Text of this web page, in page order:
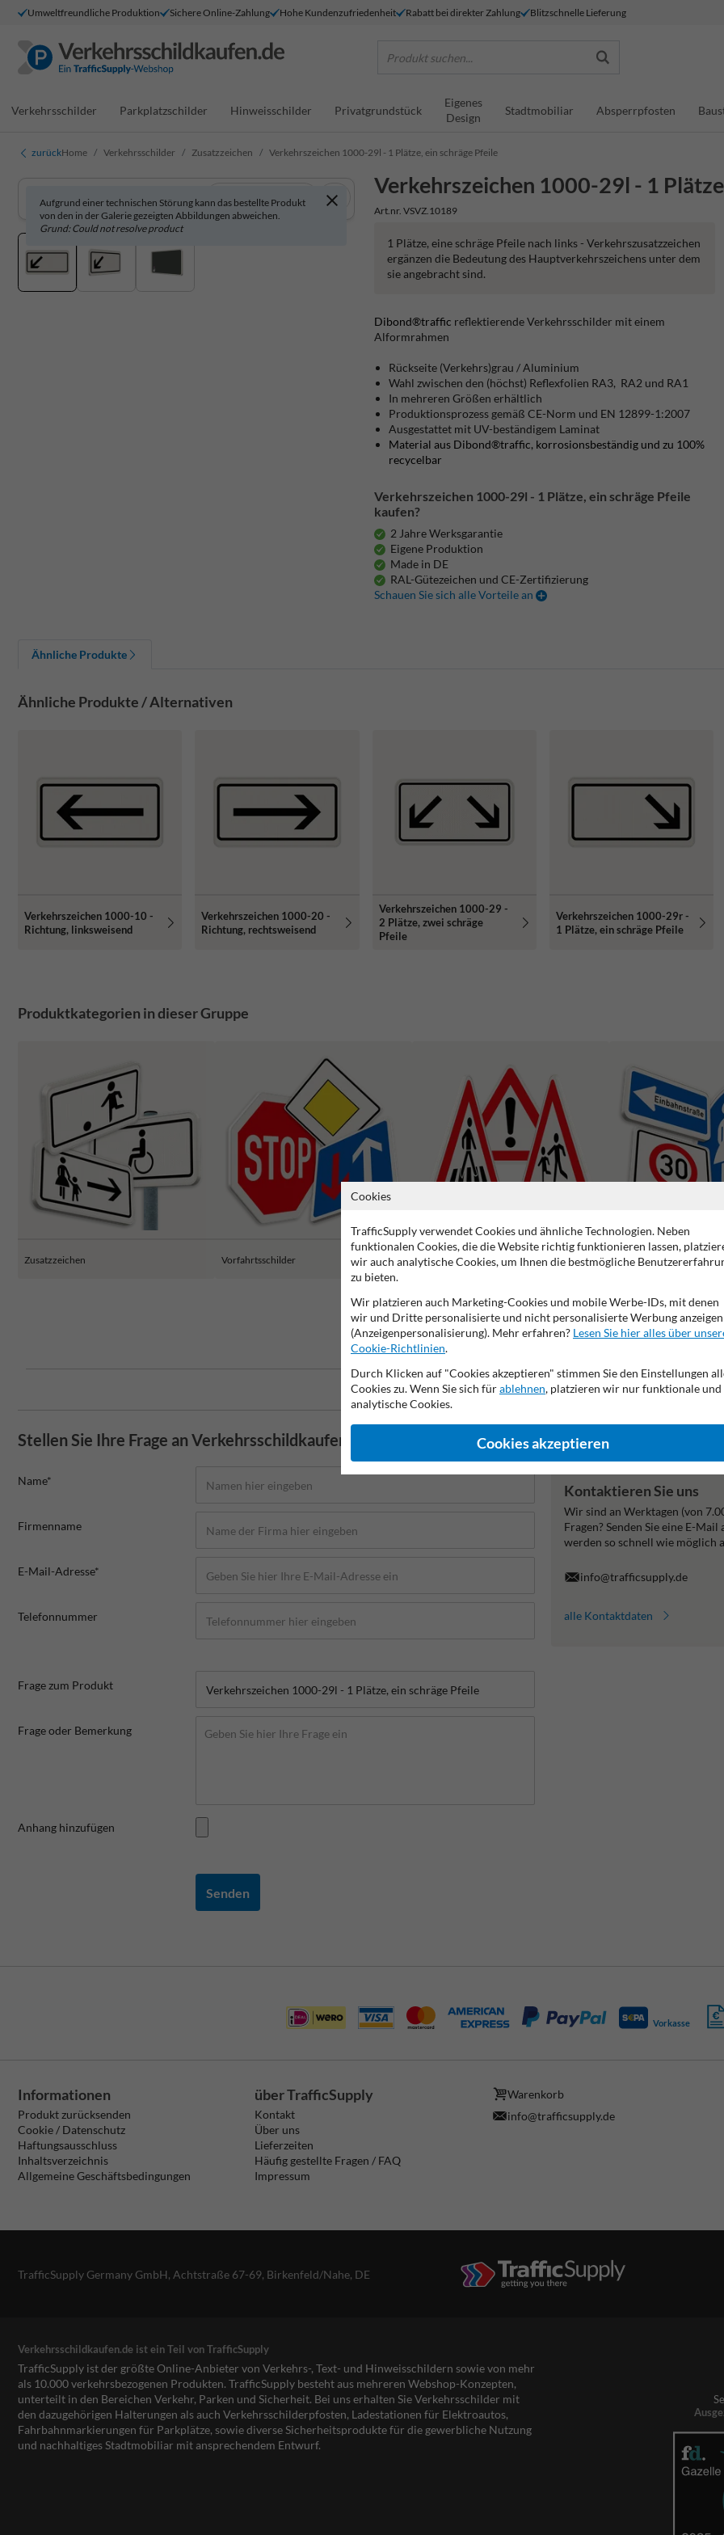
Umweltfreundliche Produktion Sichere Online-Zahlung Hohe Kundenzufriedenheit Rabatt bei direkter Zahlung Blitzschnelle Lieferung
Produkt suchen...
Verkehrsschilder Parkplatzschilder Hinweisschilder Privatgrundstück
Eigenes
Design
Stadtmobiliar Absperrpfosten
zurückHome Verkehrsschilder Zusatzzeichen Verkehrszeichen 1000-29l - 1 Plätze, ein schräge Pfeile
Verkehrszeichen 1000-29l - 1
Art.nr. VSVZ.10189
Aufgrund einer technischen Störung kann das bestellte Produkt
von den in der Galerie gezeigten Abbildungen abweichen.
Grund: Could not resolve product
In 3D anzeigen
1 Plätze, eine schräge Pfeile nach links - Verkehrszusatzzeichen
ergänzen die Bedeutung des Hauptverkehrszeichens unter dem
sie angebracht sind.
Dibond®traffic reflektierende Verkehrsschilder mit einem
Alformrahmen
Rückseite (Verkehrs)grau / Aluminium
Wahl zwischen den (höchst) Reflexfolien RA3, RA2 und RA1
In mehreren Größen erhältlich
Produktionsprozess gemäß CE-Norm und EN 12899-1:2007
Ausgestattet mit UV-beständigem Laminat
Material aus Dibond®traffic, korrosionsbeständig und zu 100%
recycelbar
Verkehrszeichen 1000-29l - 1 Plätze, ein schräge Pfeile
kaufen?
2 Jahre Werksgarantie
Eigene Produktion
Made in DE
RAL-Gütezeichen und CE-Zertifizierung
Schauen Sie sich alle Vorteile an
Ähnliche Produkte
Ähnliche Produkte / Alternativen
Verkehrszeichen 1000-10 -
Richtung, linksweisend
Verkehrszeichen 1000-20 -
Richtung, rechtsweisend
Verkehrszeichen 1000-29 -
2 Plätze, zwei schräge
Pfeile
Verkehrszeichen 1000-29r -
1 Plätze, ein schräge Pfeile
Produktkategorien in dieser Gruppe
Zusatzzeichen Vorfahrtsschilder Gefahrenzeichen Vorschriftszeichen
2 Jahre Werksgarantie Eigene Produktion Made in DE
Stellen Sie Ihre Frage an Verkehrsschildkaufen.de
Name*
Firmenname
E-Mail-Adresse*
Telefonnummer
Frage zum Produkt
Frage oder Bemerkung
Anhang hinzufügen
Senden
Kontaktieren Sie uns
Wir sind an Werktagen (von
Fragen? Senden Sie eine E-Mail
werden so schnell wie möglich
info@trafficsupply.de
alle Kontaktdaten
Vorkasse
Informationen
Produkt zurücksenden
Cookie / Datenschutz
Haftungsausschluss
Inhaltsverzeichnis
Allgemeine Geschäftsbedingungen
über TrafficSupply
Kontakt
Über uns
Lieferzeiten
Häufig gestellte Fragen / FAQ
Impressum
Warenkorb
info@trafficsupply.de
TrafficSupply Germany GmbH, Achtstraße 67-69, Birkenfeld/Nahe, DE
Verkehrsschildkaufen.de ist ein Teil von TrafficSupply
TrafficSupply ist der größte Online-Anbieter von Verkehrs-, Text- und Hinweisschildern sowie von mehr
als 10.000 verkehrsbezogenen Produkten. TrafficSupply besteht aus mehreren Webshop-Konzepten,
unterteilt in den Bereichen Verkehr, Parken und Sicherheit. Bei uns erhalten Sie Verkehrsschilder mit
den dazugehörigen Halterungen als auch Verkehrsschilderpfosten, Ladestationen für Elektroautos,
Fahrbahnmarkierungen für Parkplätze, sowie diverse Sicherheitsprodukte für die gewerbliche Nutzung
und nachhaltiges Stadtmobiliar mit ansprechendem Entwurf.
Cookies
TrafficSupply verwendet Cookies und ähnliche Technologien. Neben
funktionalen Cookies, die die Website richtig funktionieren lassen,
wir auch analytische Cookies, um Ihnen die bestmögliche
zu bieten.
Wir platzieren auch Marketing-Cookies und mobile Werbe-IDs, mit denen
wir und Dritte personalisierte und nicht personalisierte Werbung anzeigen
(Anzeigenpersonalisierung). Mehr erfahren? Lesen Sie hier alles über
Cookie-Richtlinien.
Durch Klicken auf "Cookies akzeptieren" stimmen Sie den Einstellungen
Cookies zu. Wenn Sie sich fürablehnen, platzieren wir nur funktionale und
analytische Cookies.
Cookies akzeptieren